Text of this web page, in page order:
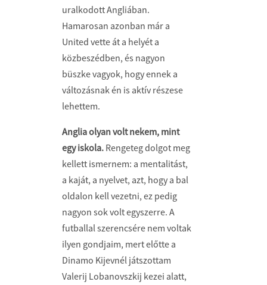
uralkodott Angliában.
Hamarosan azonban már a
United vette át a helyét a
közbeszédben, és nagyon
büszke vagyok, hogy ennek a
változásnak én is aktív részese
lehettem.
Anglia olyan volt nekem, mint
egy iskola. Rengeteg dolgot meg
kellett ismernem: a mentalitást,
a kaját, a nyelvet, azt, hogy a bal
oldalon kell vezetni, ez pedig
nagyon sok volt egyszerre. A
futballal szerencsére nem voltak
ilyen gondjaim, mert előtte a
Dinamo Kijevnél játszottam
Valerij Lobanovszkij kezei alatt,